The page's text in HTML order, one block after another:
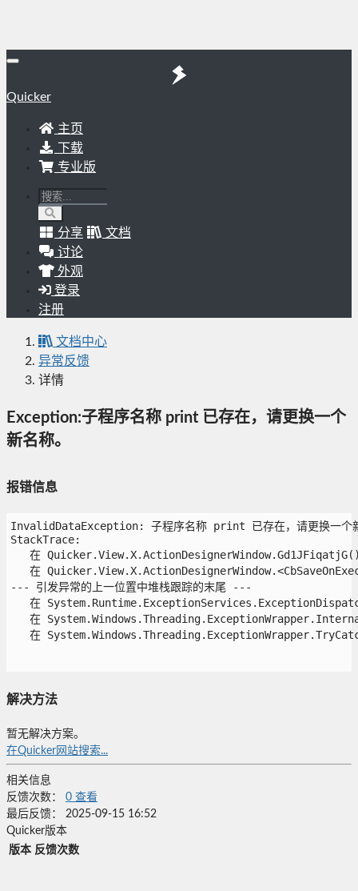
Quicker
主页
下载
专业版
分享
文档
讨论
外观
登录
注册
文档中心
异常反馈
详情
Exception:子程序名称 print 已存在，请更换一个
新名称。
报错信息
InvalidDataException: 子程序名称 print 已存在，请更换一个
StackTrace:
在
在
--- 引发异常的上一位置中堆栈跟踪的末尾 ---
在
在
在
解决方法
暂无解决方案。
在Quicker网站搜索...
相关信息
反馈次数：
0 查看
最后反馈：
2025-09-15 16:52
Quicker版本
版本 反馈次数